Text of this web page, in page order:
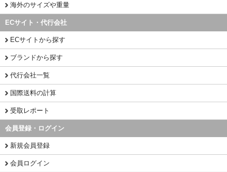
海外のサイズや重量
ECサイト・代行会社
ECサイトから探す
ブランドから探す
代行会社一覧
国際送料の計算
受取レポート
会員登録・ログイン
新規会員登録
会員ログイン